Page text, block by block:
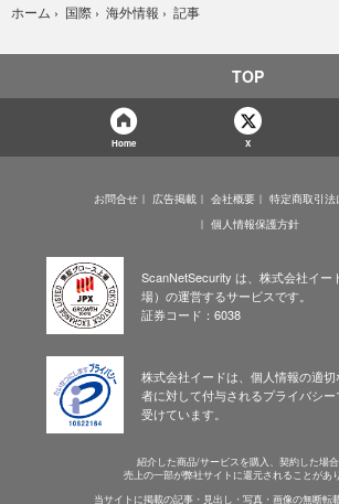
ホーム › 国際 › 海外情報 › 記事
TOP
Home X
お問合せ 広告掲載 会社概要
特定商取引
個人情報保護方針
ScanNetSecurity は、株式会社イー
場）の運営するサービスです。
証券コード：6038
株式会社イードは、個人情報の適
者に対して付与されるプライバシ
受けています。
紹介した商品/サービスを購入、契約した場合
売上の一部が弊社サイトに還元されることがあり
当サイトに掲載の記事・見出し・写真・画像の無断転